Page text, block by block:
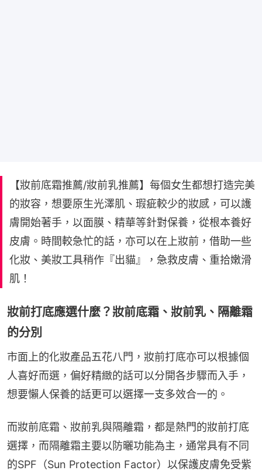
【妝前底霜推薦/妝前乳推薦】每個女生都想打造完美
的妝容，想要原生光澤肌、瑕疵較少的妝感，可以護
膚開始著手，以面膜、精華等針對保養，從根本養好
皮膚。時間較急忙的話，亦可以在上妝前，借助一些
化妝、美妝工具稍作『出貓』，急救皮膚、重拾嫩滑
肌！
妝前打底應選什麼？妝前底霜、妝前乳、隔離霜
的分別
市面上的化妝產品五花八門，妝前打底亦可以根據個
人喜好而選，偏好精緻的話可以分開各步驟而入手，
想要懶人保養的話更可以選擇一支多效合一的。
而妝前底霜、妝前乳與隔離霜，都是熱門的妝前打底
選擇，而隔離霜主要以防曬功能為主，通常具有不同
的SPF（Sun Protection Factor）以保護皮膚免受紫